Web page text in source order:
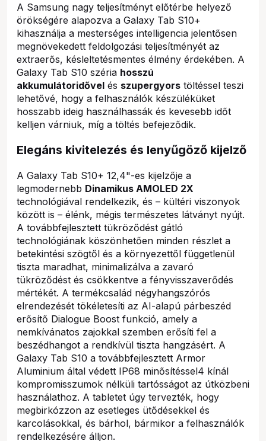
A Samsung nagy teljesítményt előtérbe helyező
örökségére alapozva a Galaxy Tab S10+
kihasználja a mesterséges intelligencia jelentősen
megnövekedett feldolgozási teljesítményét az
extraerős, késleltetésmentes élmény érdekében. A
Galaxy Tab S10 széria hosszú
akkumulátoridővel és szupergyors töltéssel teszi
lehetővé, hogy a felhasználók készüléküket
hosszabb ideig használhassák és kevesebb időt
kelljen várniuk, míg a töltés befejeződik.
Elegáns kivitelezés és lenyűgöző kijelző
A Galaxy Tab S10+ 12,4"-es kijelzője a
legmodernebb Dinamikus AMOLED 2X
technológiával rendelkezik, és – kültéri viszonyok
között is – élénk, mégis természetes látványt nyújt.
A továbbfejlesztett tükröződést gátló
technológiának köszönhetően minden részlet a
betekintési szögtől és a környezettől függetlenül
tiszta maradhat, minimalizálva a zavaró
tükröződést és csökkentve a fényvisszaverődés
mértékét. A termékcsalád négyhangszórós
elrendezését tökéletesíti az AI-alapú párbeszéd
erősítő Dialogue Boost funkció, amely a
nemkívánatos zajokkal szemben erősíti fel a
beszédhangot a rendkívül tiszta hangzásért. A
Galaxy Tab S10 a továbbfejlesztett Armor
Aluminium által védett IP68 minősítéssel4 kínál
kompromisszumok nélküli tartósságot az útközbeni
használathoz. A tabletet úgy tervezték, hogy
megbirkózzon az esetleges ütődésekkel és
karcolásokkal, és bárhol, bármikor a felhasználók
rendelkezésére álljon.